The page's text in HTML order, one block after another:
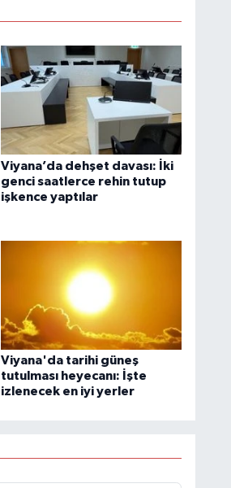
Viyana’da dehşet davası: İki
genci saatlerce rehin tutup
işkence yaptılar
Viyana'da tarihi güneş
tutulması heyecanı: İşte
izlenecek en iyi yerler